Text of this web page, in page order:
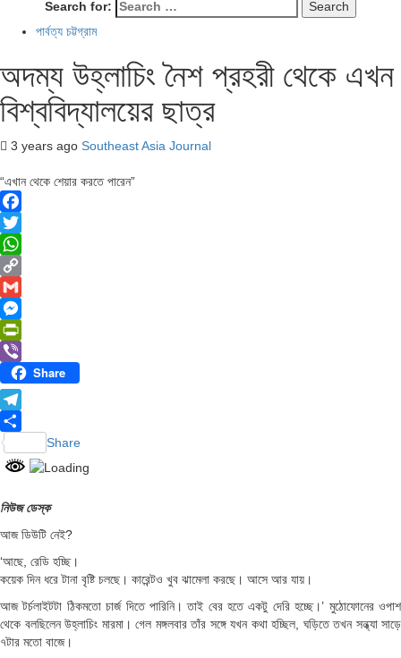
Search for:
পার্বত্য চট্টগ্রাম
অদম্য উহ্লাচিং নৈশ প্রহরী থেকে এখন
বিশ্ববিদ্যালয়ের ছাত্র
3 years ago Southeast Asia Journal
“এখান থেকে শেয়ার করতে পারেন”
Facebook
Twitter
WhatsApp
Copy
Link
Gmail
Messenger
PrintFriendly
Viber Share
Telegram
Share
নিউজ ডেস্ক
আজ ডিউটি নেই?
‘আছে, রেডি হচ্ছি।
কয়েক দিন ধরে টানা বৃষ্টি চলছে। কারেন্টও খুব ঝামেলা করছে। আসে আর যায়।
আজ টর্চলাইটটা ঠিকমতো চার্জ দিতে পারিনি। তাই বের হতে একটু দেরি হচ্ছে।’ মুঠোফোনের ওপাশ
থেকে বলছিলেন উহ্লাচিং মারমা। গেল মঙ্গলবার তাঁর সঙ্গে যখন কথা হচ্ছিল, ঘড়িতে তখন সন্ধ্যা সাড়ে
৭টার মতো বাজে।